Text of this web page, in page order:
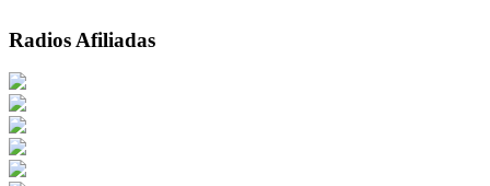
Radios Afiliadas